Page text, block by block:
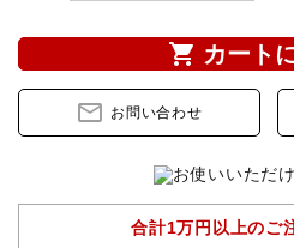
調教用具
収納バッグ
shopping_cart カート
mail_outline お問い合わせ
合計1万円以上のご